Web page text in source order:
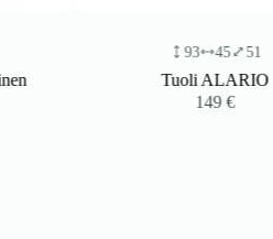
45 51
Tuoli ALARIO
149€